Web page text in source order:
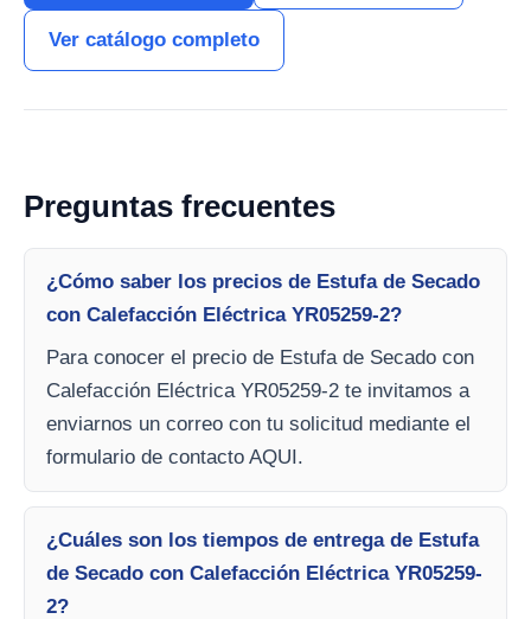
Ver catálogo completo
Preguntas frecuentes
¿Cómo saber los precios de Estufa de Secado
con Calefacción Eléctrica YR05259-2?
Para conocer el precio de Estufa de Secado con
Calefacción Eléctrica YR05259-2 te invitamos a
enviarnos un correo con tu solicitud mediante el
formulario de contacto AQUI.
¿Cuáles son los tiempos de entrega de Estufa
de Secado con Calefacción Eléctrica YR05259-
2?